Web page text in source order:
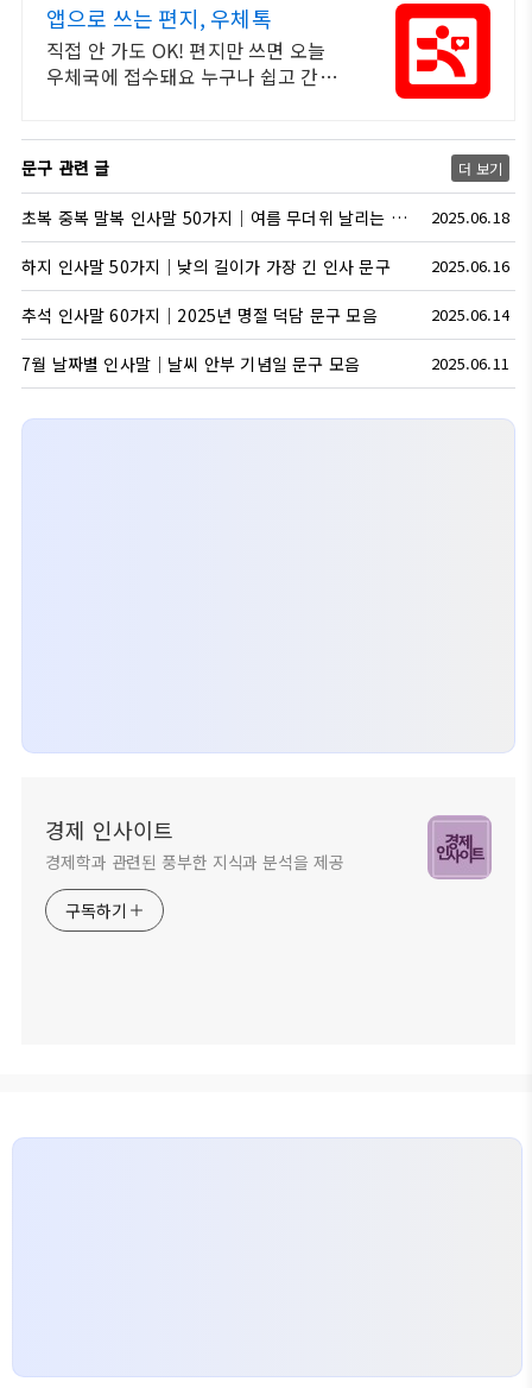
앱으로 쓰는 편지, 우체톡
직접 안 가도 OK! 편지만 쓰면 오늘
우체국에 접수돼요 누구나 쉽고 간편
문구 관련 글 더 보기
초복 중복 말복 인사말 50가지｜여름 무더위 날리는 복날 문구 모음 2025.06.18
하지 인사말 50가지｜낮의 길이가 가장 긴 인사 문구 2025.06.16
추석 인사말 60가지｜2025년 명절 덕담 문구 모음 2025.06.14
7월 날짜별 인사말｜날씨 안부 기념일 문구 모음 2025.06.11
경제 인사이트
경제학과 관련된 풍부한 지식과 분석을 제공
구독하기